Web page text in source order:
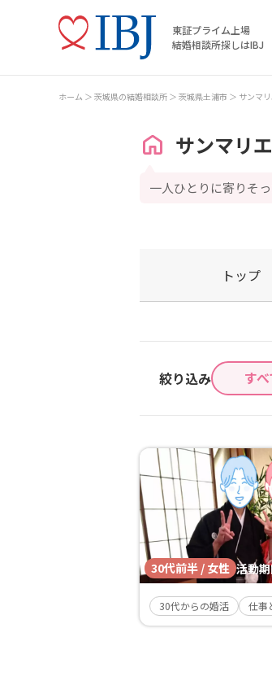
東証プライム上場
結婚相談所探しはIBJ
ホーム 茨城県の結婚相談所 茨城県土浦市 サンマ
サンマリ
一人ひとりに寄りそ
トップ
絞り込み す
30代前半 / 女性 活動
30代からの婚活 仕事